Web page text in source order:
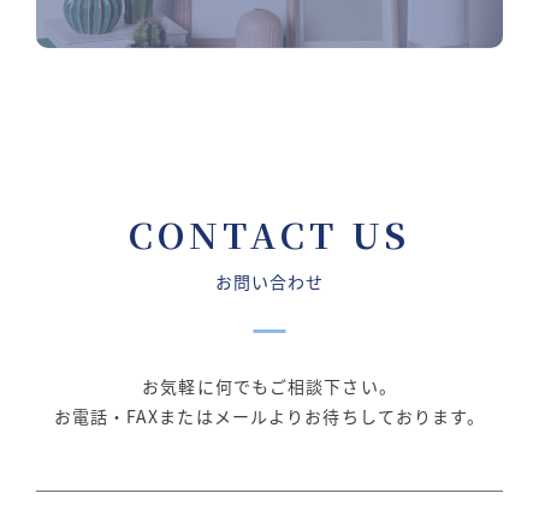
CONTACT US
お問い合わせ
お気軽に何でもご相談下さい。
お電話・FAXまたはメールよりお待ちしております。